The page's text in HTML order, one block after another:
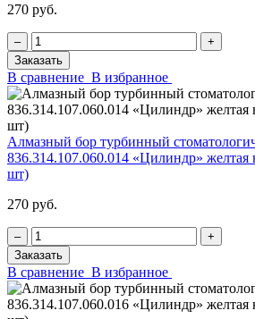
270 руб.
‒
+
Заказать
В сравнение В избранное
Алмазный бор турбинный
836.314.107.060.014 «Цилиндр» желтая
шт)
270 руб.
‒
+
Заказать
В сравнение В избранное